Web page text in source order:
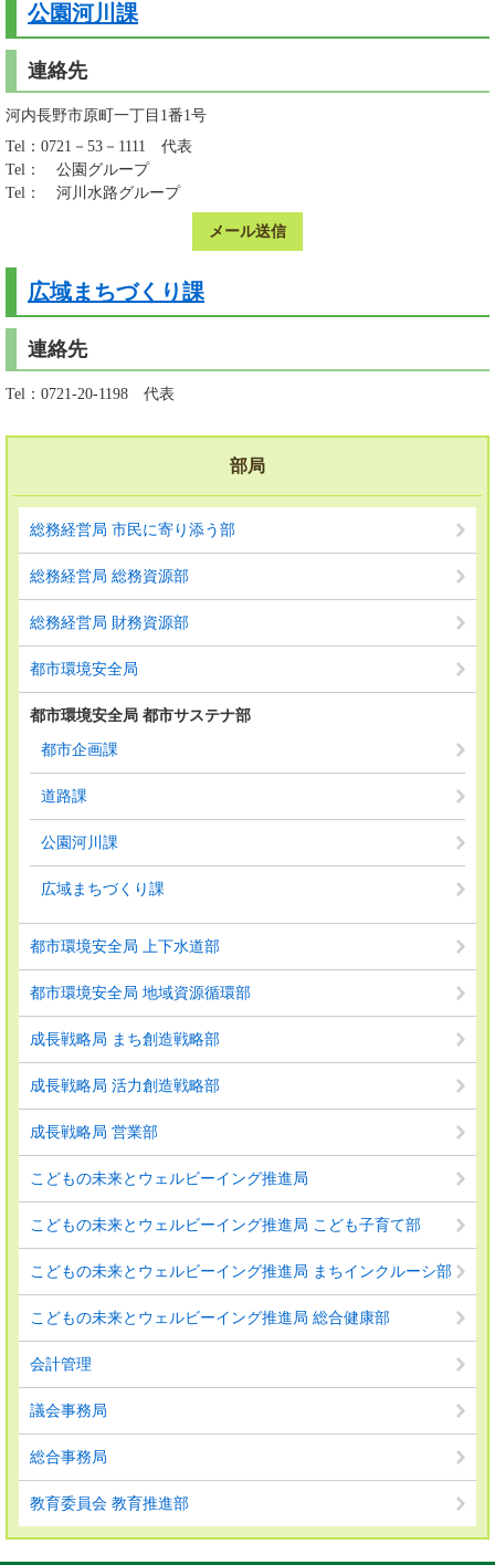
公園河川課
連絡先
河内長野市原町一丁目1番1号
Tel：0721－53－1111
代表
Tel：
公園グループ
Tel：
河川水路グループ
メール送信
広域まちづくり課
連絡先
Tel：0721-20-1198 代表
部局
総務経営局 市民に寄り添う部
総務経営局 総務資源部
総務経営局 財務資源部
都市環境安全局
都市環境安全局 都市サステナ部
都市企画課
道路課
公園河川課
広域まちづくり課
都市環境安全局 上下水道部
都市環境安全局 地域資源循環部
成長戦略局 まち創造戦略部
成長戦略局 活力創造戦略部
成長戦略局 営業部
こどもの未来とウェルビーイング推進局
こどもの未来とウェルビーイング推進局 こども子育て部
こどもの未来とウェルビーイング推進局 まちインクルーシ部
こどもの未来とウェルビーイング推進局 総合健康部
会計管理
議会事務局
総合事務局
教育委員会 教育推進部